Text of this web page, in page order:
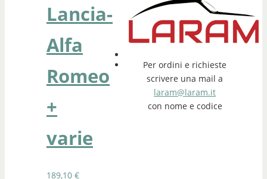
Lancia-
Alfa
Romeo
+
varie
189,10 €
Per ordini e richieste
scrivere una mail a
laram@laram.it
con nome e codice